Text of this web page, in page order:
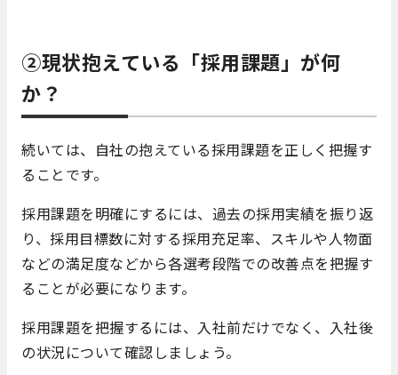
②現状抱えている「採用課題」が何
か？
続いては、自社の抱えている採用課題を正しく把握す
ることです。
採用課題を明確にするには、過去の採用実績を振り返
り、採用目標数に対する採用充足率、スキルや人物面
などの満足度などから各選考段階での改善点を把握す
ることが必要になります。
採用課題を把握するには、入社前だけでなく、入社後
の状況について確認しましょう。